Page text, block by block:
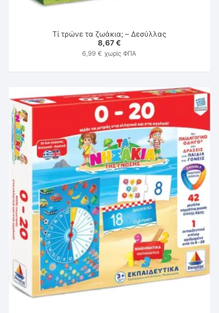
Τί τρώνε τα ζωάκια; – Δεσύλλας
8,67€
6,99€ χωρίς ΦΠΑ